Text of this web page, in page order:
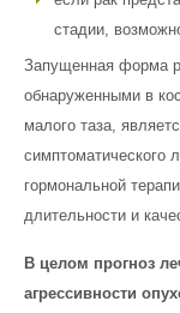
стадии,
Запущенная форма
обнаруженными в
малого таза,
симптоматического
гормональной
длительности и
В целом прогноз
агрессивности